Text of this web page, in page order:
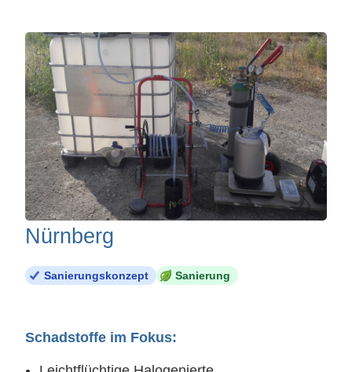
Nürnberg
Sanierungskonzept Sanierung
Schadstoffe im Fokus: